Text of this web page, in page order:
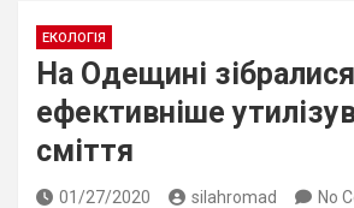
ЕКОЛОГІЯ
На Одещині зібралися
ефективніше
сміття
01/27/2020 silahromad No